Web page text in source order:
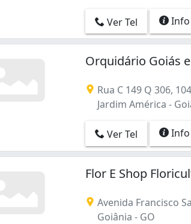
Ver Tel Info
Orquidário Goiás
Rua C 149 Q 306,
Jardim América -
Ver Tel Info
Flor E Shop
Avenida Francisco
Goiânia - GO